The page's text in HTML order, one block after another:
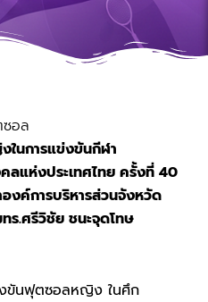
อล
นการแข่งขันกีฬา
ลแห่งประเทศไทย ครั้งที่ 40
งค์การบริหารส่วนจังหวัด
ร.ศรีวิชัย ชนะจุดโทษ
ขันฟุตซอลหญิง ในศึก